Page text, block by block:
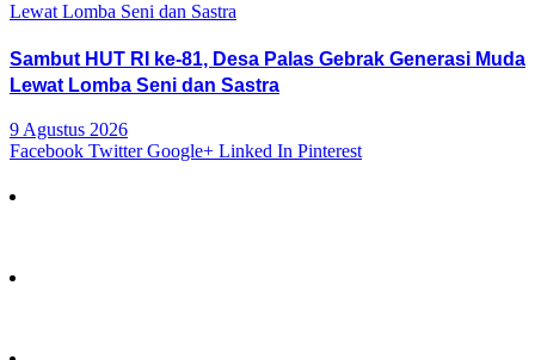
Sambut HUT RI ke-81, Desa Palas Gebrak Generasi Muda
Lewat Lomba Seni dan Sastra
9 Agustus 2026
Facebook Twitter Google+ Linked In Pinterest